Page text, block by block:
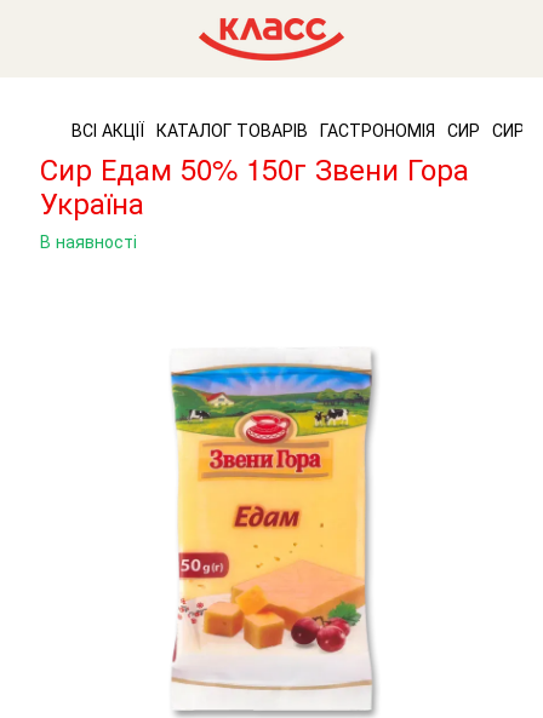
ВСІ АКЦІЇ КАТАЛОГ ТОВАРІВ ГАСТРОНОМІЯ СИР СИР
Сир Едам 50% 150г Звени Гора
Україна
В наявності